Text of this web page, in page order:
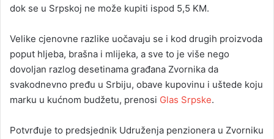
dok se u Srpskoj ne može kupiti ispod 5,5 KM.
Velike cjenovne razlike uočavaju se i kod drugih proizvoda
poput hljeba, brašna i mlijeka, a sve to je više nego
dovoljan razlog desetinama građana Zvornika da
svakodnevno pređu u Srbiju, obave kupovinu i uštede koju
marku u kućnom budžetu, prenosi Glas Srpske.
Potvrđuje to predsjednik Udruženja penzionera u Zvorniku